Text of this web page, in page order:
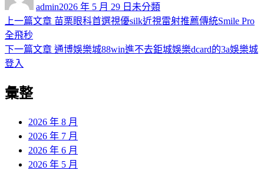
admin佈
日
2026 年 5 月 29 日 類
未分類
文
章
導
覽
上一篇文章 上
篇
苗栗眼科首選視優silk近視雷射推薦傳統Smile Pro
全飛秒
下一篇文章 下
通博娛樂城88win進不去鉅城娛樂dcard的3a娛樂城
登入
彙整
2026 年 8 月
2026 年 7 月
2026 年 6 月
2026 年 5 月